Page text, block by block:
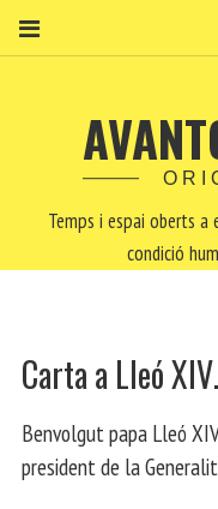
Temps i espai oberts a
condició
Carta a Lleó
Benvolgut papa Lleó
president de la